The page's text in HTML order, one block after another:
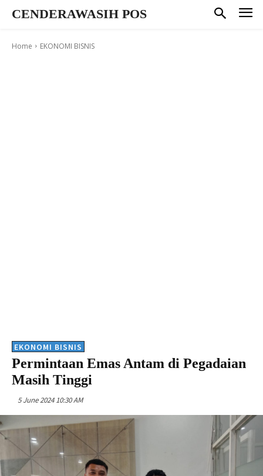
CENDERAWASIH POS
Home EKONOMI BISNIS
EKONOMI BISNIS
Permintaan Emas Antam di Pegadaian
Masih Tinggi
5 June 2024 10:30 AM